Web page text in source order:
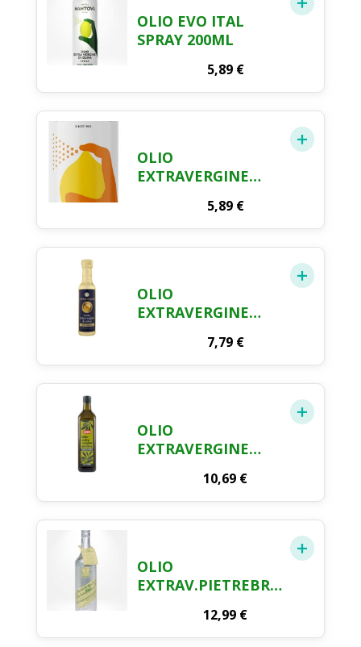
OLIO EVO ITAL
SPRAY 200ML
5,89 €
OLIO
EXTRAVERGINE
5,89 €
OLIO
EXTRAVERGINE
7,79 €
OLIO
EXTRAVERGINE
10,69 €
OLIO
EXTRAV.PIETREBRUNE
12,99 €